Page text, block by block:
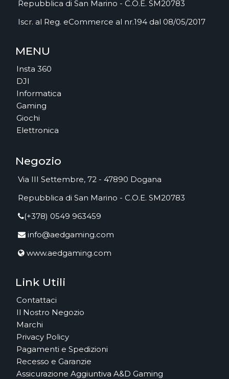
Repubblica di San Marino - C.O.E. SM20783
Iscr. al Reg. eCommerce al nr.194 dal 08/05/2017
MENU
Insta 360
DJI
Informatica
Gaming
Giochi
Elettronica
Negozio
Via III Settembre, 72 - 47890 Dogana
Repubblica di San Marino - C.O.E. SM20783
(+378) 0549 963459
info@aedgaming.com
www.aedgaming.com
Link Utili
Contattaci
Il Nostro Negozio
Marchi
Privacy Policy
Pagamenti e Spedizioni
Recesso e Garanzie
Assicurazione Aggiuntiva A&D Gaming